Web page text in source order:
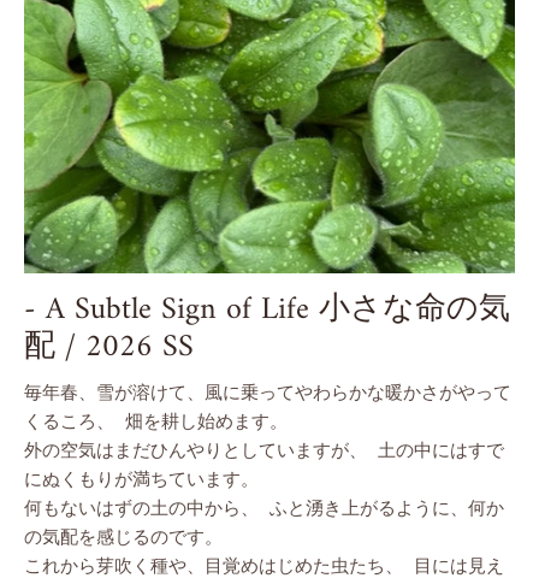
- A Subtle Sign of Life 小さな命の気
配 / 2026 SS
毎年春、雪が溶けて、風に乗ってやわらかな暖かさがやって
くるころ、 畑を耕し始めます。
外の空気はまだひんやりとしていますが、 土の中にはすで
にぬくもりが満ちています。
何もないはずの土の中から、 ふと湧き上がるように、何か
の気配を感じるのです。
これから芽吹く種や、目覚めはじめた虫たち、 目には見え